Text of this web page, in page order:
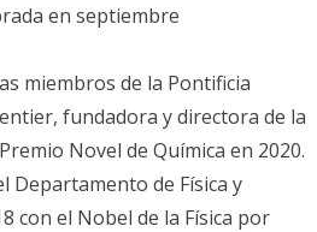
en septiembre
miembros de la Pontificia
fundadora y directora de la
Novel de Química en 2020.
Departamento de Física y
con el Nobel de la Física por